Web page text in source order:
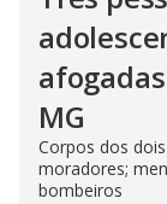
MG
Corpos dos
moradores;
bombeiros